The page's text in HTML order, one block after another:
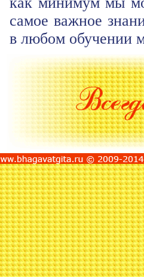
самое важное
в любом обучении